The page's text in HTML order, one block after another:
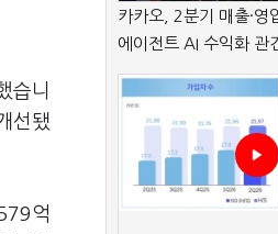
습니
선됐
억
카카오, 2분기 매출·
에이전트 AI 수익화 관